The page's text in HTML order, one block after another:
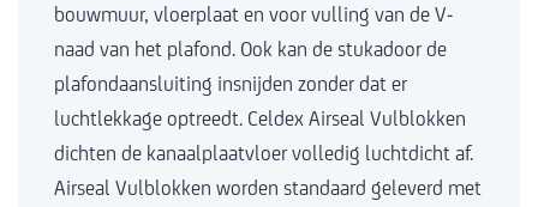
bouwmuur, vloerplaat en voor vulling van de V-
naad van het plafond. Ook kan de stukadoor de
plafondaansluiting insnijden zonder dat er
luchtlekkage optreedt. Celdex Airseal Vulblokken
dichten de kanaalplaatvloer volledig luchtdicht af.
Airseal Vulblokken worden standaard geleverd met